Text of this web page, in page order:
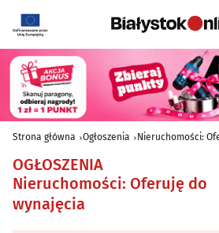
Strona główna Ogłoszenia Nieruchomości:
OGŁOSZENIA
Nieruchomości: Oferuję do
wynajęcia